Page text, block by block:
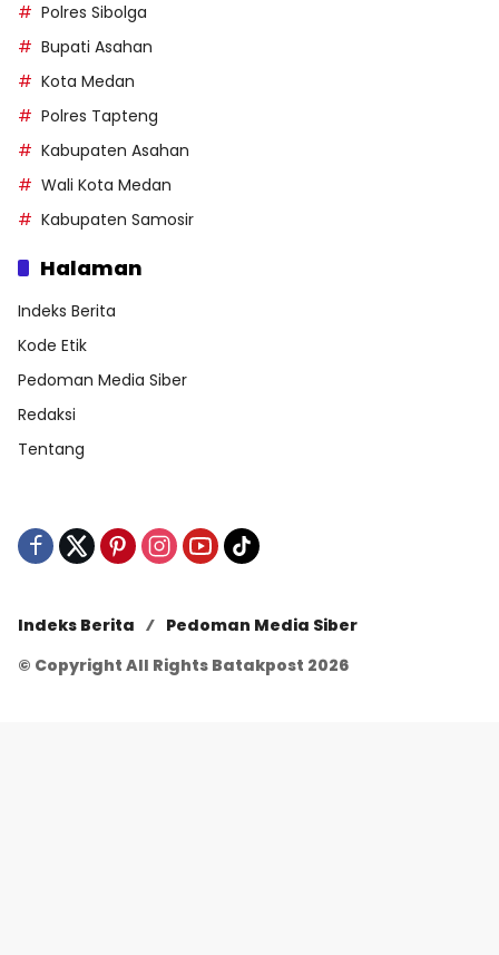
Polres Sibolga
Bupati Asahan
Kota Medan
Polres Tapteng
Kabupaten Asahan
Wali Kota Medan
Kabupaten Samosir
Halaman
Indeks Berita
Kode Etik
Pedoman Media Siber
Redaksi
Tentang
Indeks Berita
Pedoman Media Siber
© Copyright All Rights Batakpost 2026